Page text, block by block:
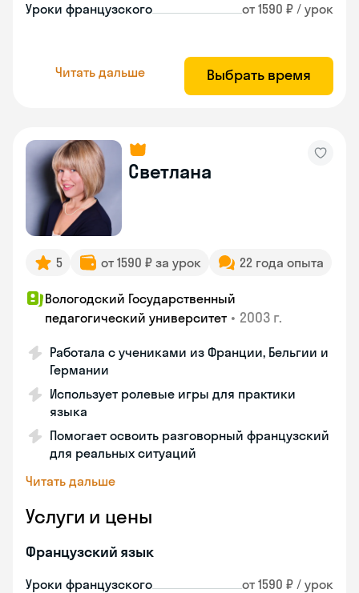
Уроки французского от 1590 ₽ / урок
Читать дальше Выбрать время
Светлана
5 от 1590 ₽ за урок 22 года опыта
Вологодский Государственный
педагогический университет • 2003 г.
Работала с учениками из Франции, Бельгии и
Германии
Использует ролевые игры для практики
языка
Помогает освоить разговорный французский
для реальных ситуаций
Читать дальше
Услуги и цены
Французский язык
Уроки французского от 1590 ₽ / урок